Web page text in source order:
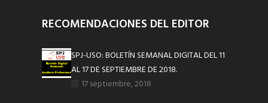
RECOMENDACIONES DEL EDITOR
SPJ-USO: BOLETÍN SEMANAL DIGITAL DEL 11
AL 17 DE SEPTIEMBRE DE 2018.
17 septiembre, 2018